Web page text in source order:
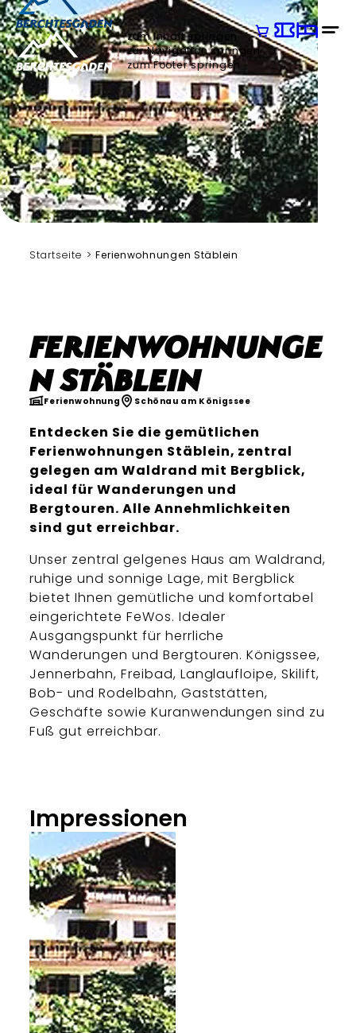
zum Inhalt springen
zur Navigation springen
zum Footer springen
Startseite Ferienwohnungen Stäblein
Ferienwohnunge
n Stäblein
Ferienwohnung Schönau am Königssee
Entdecken Sie die gemütlichen
Ferienwohnungen Stäblein, zentral
gelegen am Waldrand mit Bergblick,
ideal für Wanderungen und
Bergtouren. Alle Annehmlichkeiten
sind gut erreichbar.
Unser zentral gelgenes Haus am Waldrand,
ruhige und sonnige Lage, mit Bergblick
bietet Ihnen gemütliche und komfortabel
eingerichtete FeWos. Idealer
Ausgangspunkt für herrliche
Wanderungen und Bergtouren. Königssee,
Jennerbahn, Freibad, Langlaufloipe, Skilift,
Bob- und Rodelbahn, Gaststätten,
Geschäfte sowie Kuranwendungen sind zu
Fuß gut erreichbar.
Impressionen